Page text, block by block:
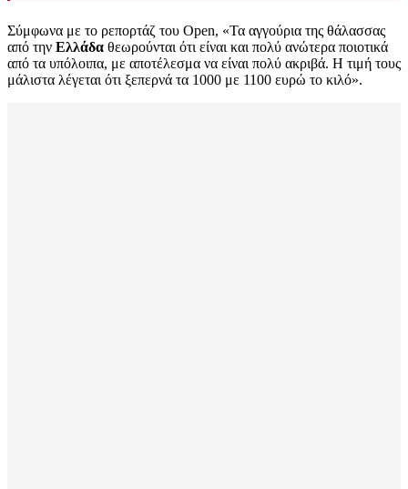
Σύμφωνα με το ρεπορτάζ του Open, «Τα αγγούρια της θάλασσας
από την Ελλάδα θεωρούνται ότι είναι και πολύ ανώτερα ποιοτικά
από τα υπόλοιπα, με αποτέλεσμα να είναι πολύ ακριβά. Η τιμή τους
μάλιστα λέγεται ότι ξεπερνά τα 1000 με 1100 ευρώ το κιλό».